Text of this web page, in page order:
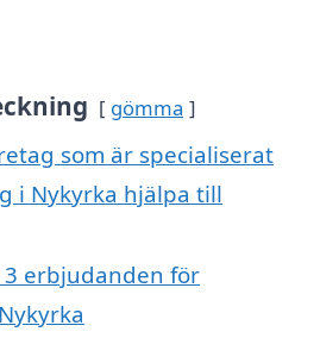
gömma
som är specialiserat
i Nykyrka hjälpa till
erbjudanden för